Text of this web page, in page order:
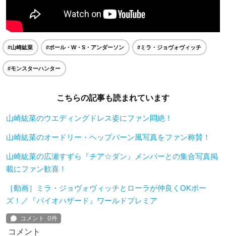
#山崎紘菜 #ポール・W・S・アンダーソン #ミラ・ジョヴォヴィッチ
#モンスターハンター
こちらの記事も読まれています
山崎紘菜のウエディングドレス姿にファン悶絶！
山崎紘菜のオードリー・ヘップバーン風写真をファン称賛！
山崎紘菜の広瀬すずら『チア☆ダン』メンバーとの集合写真掲
載にファン歓喜！
［動画］ミラ・ジョヴォヴィッチとローラが仲良くOKポー
ズ！／『バイオハザード』ワールドプレミア